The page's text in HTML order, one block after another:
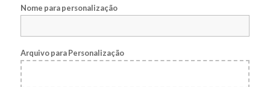
Nome para personalização
Arquivo para Personalização